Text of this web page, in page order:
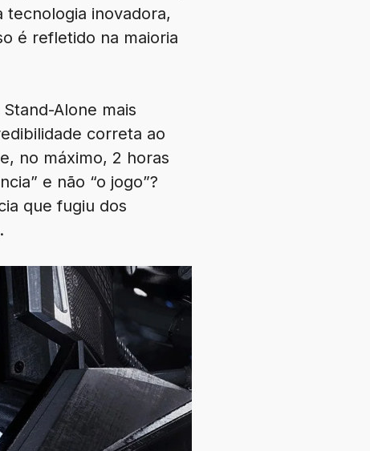
inovadora,
é refletido na maioria
Alone mais
correta ao
no máximo, 2 horas
e não “o jogo”?
que fugiu dos